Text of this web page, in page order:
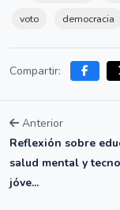
voto
democracia
Compartir:
Anterior
Reflexión sobre
salud mental y
jóve...